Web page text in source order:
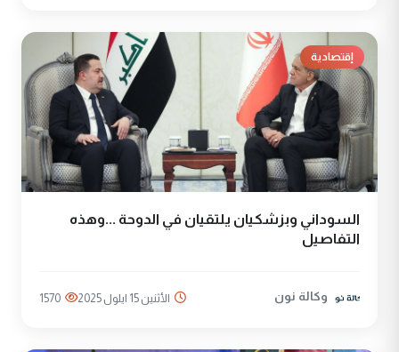
إقتصادية
السوداني وبزشكيان يلتقيان في الدوحة ...وهذه
التفاصيل
وكالة نون الأثنين 15 ايلول 2025 1570